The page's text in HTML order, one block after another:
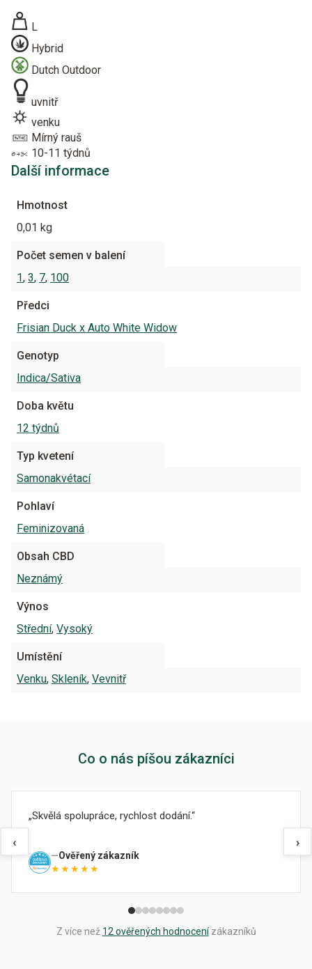
L
Hybrid
Dutch Outdoor
uvnitř
venku
Mírný rauš
10-11 týdnů
Další informace
Hmotnost
0,01 kg
Počet semen v balení
1, 3, 7, 100
Předci
Frisian Duck x Auto White Widow
Genotyp
Indica/Sativa
Doba květu
12 týdnů
Typ kvetení
Samonakvétací
Pohlaví
Feminizovaná
Obsah CBD
Neznámý
Výnos
Střední, Vysoký
Umístění
Venku, Skleník, Vevnitř
Co o nás píšou zákazníci
‹
Skvělá spolupráce, rychlost dodání.
Ověřený zákazník
★★★★★
›
Z více než 12 ověřených hodnocenízákazníků